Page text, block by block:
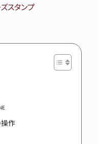
スタンプ
操作